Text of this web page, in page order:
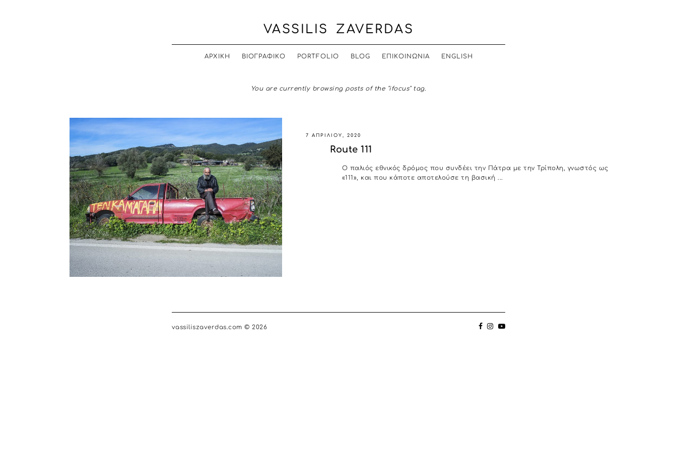
VASSILIS ZAVERDAS
ΑΡΧΙΚΗ ΒΙΟΓΡΑΦΙΚΟ PORTFOLIO BLOG ΕΠΙΚΟΙΝΩΝΙΑ ENGLISH
You are currently browsing posts of the "ifocus" tag.
7 ΑΠΡΙΛΊΟΥ, 2020
Route 111
Ο παλιός εθνικός δρόμος που συνδέει την Πάτρα με την Τρίπολη, γνωστός ως
«111», και που κάποτε αποτελούσε τη βασική ...
vassiliszaverdas.com © 2026